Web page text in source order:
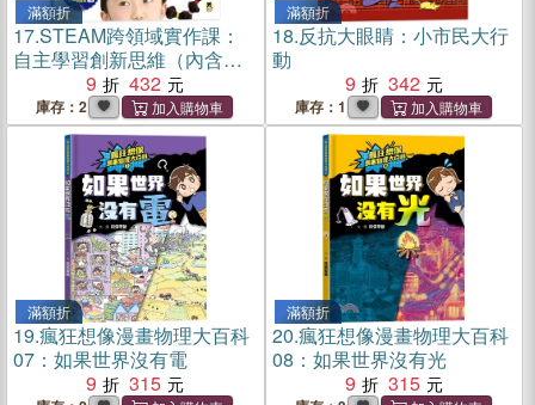
滿額折
17.STEAM跨領域實作課：
自主學習創新思維（內含：
DIY實作圖紙+實驗記錄本）
9 432
庫存：2
滿額折
18.反抗大眼睛：小市民大行
動
9
342
庫存：1
滿額折
19.瘋狂想像漫畫物理大百科
07：如果世界沒有電
9
315
滿額折
20.瘋狂想像漫畫物理大百科
08：如果世界沒有光
9
315